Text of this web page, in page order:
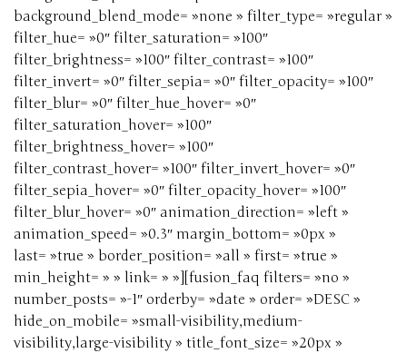
background_blend_mode= »none » filter_type= »regular »
filter_hue= »0″ filter_saturation= »100″
filter_brightness= »100″ filter_contrast= »100″
filter_invert= »0″ filter_sepia= »0″ filter_opacity= »100″
filter_blur= »0″ filter_hue_hover= »0″
filter_saturation_hover= »100″
filter_brightness_hover= »100″
filter_contrast_hover= »100″ filter_invert_hover= »0″
filter_sepia_hover= »0″ filter_opacity_hover= »100″
filter_blur_hover= »0″ animation_direction= »left »
animation_speed= »0.3″ margin_bottom= »0px »
last= »true » border_position= »all » first= »true »
min_height= » » link= » »][fusion_faq filters= »no »
number_posts= »-1″ orderby= »date » order= »DESC »
hide_on_mobile= »small-visibility,medium-
visibility,large-visibility » title_font_size= »20px »